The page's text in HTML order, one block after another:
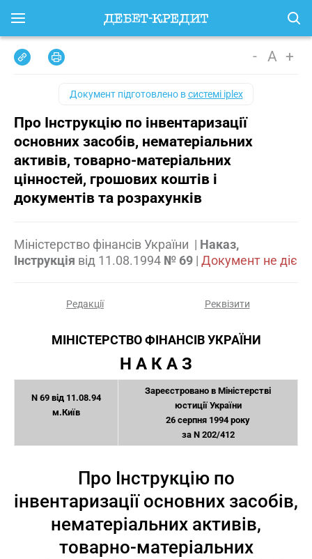
- A +
Документ підготовлено всистемі iplex
Про Інструкцію по інвентаризації
основних засобів, нематеріальних
активів, товарно-матеріальних
цінностей, грошових коштів і
документів та розрахунків
Міністерство фінансів України | Наказ,
Інструкція від 11.08.1994 № 69 | Документ не діє
Редакції Реквізити
МІНІСТЕРСТВО ФІНАНСІВ УКРАЇНИ
Н А К А З
N 69 від 11.08.94
м.Київ
Зареєстровано в Міністерстві
юстиції України
26 серпня 1994 року
за N 202/412
Про Інструкцію по
інвентаризації основних засобів,
нематеріальних активів,
товарно-матеріальних